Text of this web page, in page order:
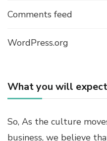
Comments feed
WordPress.org
What you will
So, As the culture
business, we believe